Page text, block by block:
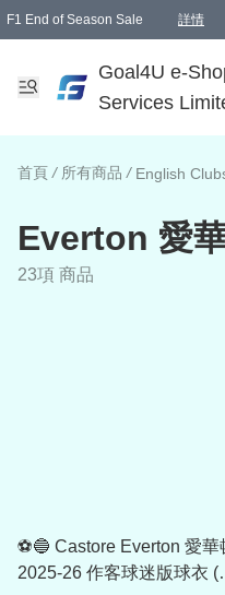
F1 End of Season Sale 詳情
Goal4U e-
Services
首頁 / 所有商品 / English
Everton 愛
23項 商品
⚽🔵 Castore Everton 愛華
2025-26 作客球迷版球衣 (